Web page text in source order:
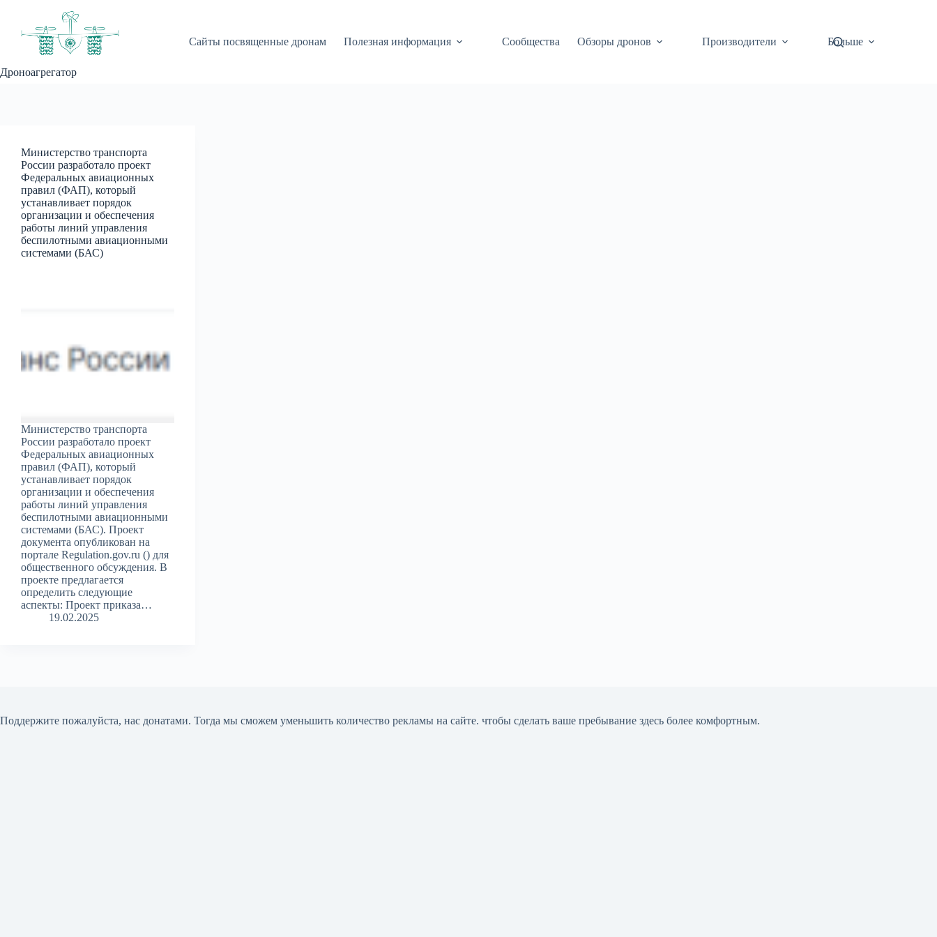
Дроноагрегатор
Сайты посвященные дронам Полезная информация Сообщества Обзоры дронов Производители Больше
Министерство транспорта
России разработало проект
Федеральных авиационных
правил (ФАП), который
устанавливает порядок
организации и обеспечения
работы линий управления
беспилотными авиационными
системами (БАС)
Министерство транспорта
России разработало проект
Федеральных авиационных
правил (ФАП), который
устанавливает порядок
организации и обеспечения
работы линий управления
беспилотными авиационными
системами (БАС). Проект
документа опубликован на
портале Regulation.gov.ru () для
общественного обсуждения. В
проекте предлагается
определить следующие
аспекты: Проект приказа…
19.02.2025
Поддержите пожалуйста, нас донатами. Тогда мы сможем уменьшить количество рекламы на сайте. чтобы сделать ваше пребывание здесь более комфортным.